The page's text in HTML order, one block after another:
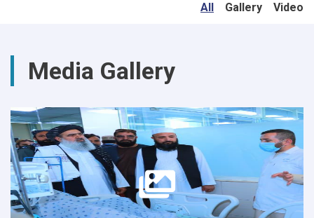
All Gallery Video
Media Gallery